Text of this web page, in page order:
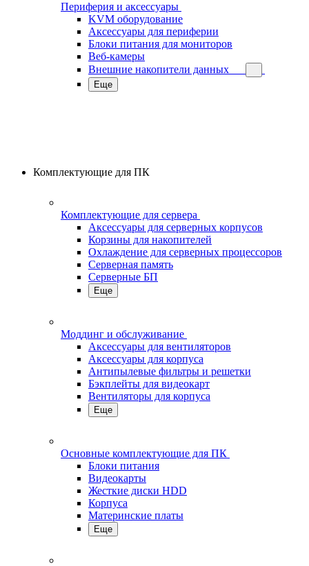
Периферия и аксессуары
KVM оборудование
Аксессуары для периферии
Блоки питания для мониторов
Веб-камеры
Внешние накопители данных
Еще
Комплектующие для ПК
Комплектующие для сервера
Аксессуары для серверных корпусов
Корзины для накопителей
Охлаждение для серверных процессоров
Серверная память
Серверные БП
Еще
Моддинг и обслуживание
Аксессуары для вентиляторов
Аксессуары для корпуса
Антипылевые фильтры и решетки
Бэкплейты для видеокарт
Вентиляторы для корпуса
Еще
Основные комплектующие для ПК
Блоки питания
Видеокарты
Жесткие диски HDD
Корпуса
Материнские платы
Еще